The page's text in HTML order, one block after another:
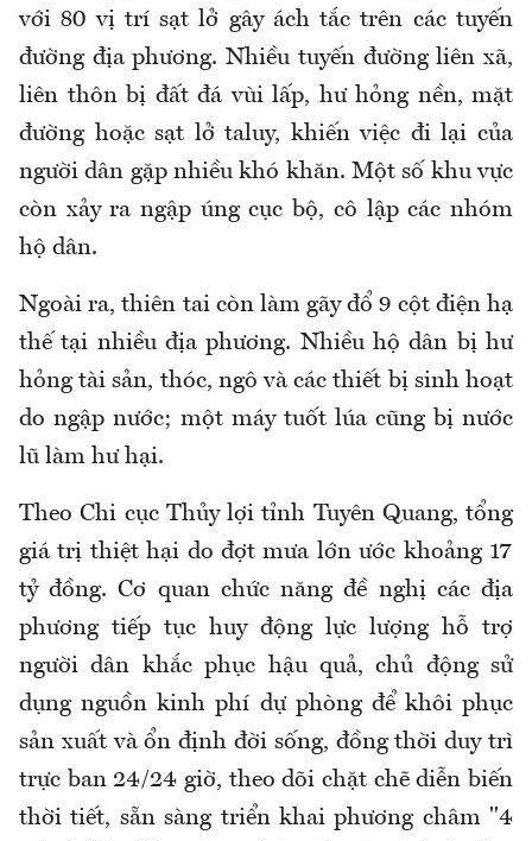
với 80 vị trí sạt lở gây ách tắc trên các tuyến
đường địa phương. Nhiều tuyến đường liên xã,
liên thôn bị đất đá vùi lấp, hư hỏng nền, mặt
đường hoặc sạt lở taluy, khiến việc đi lại của
người dân gặp nhiều khó khăn. Một số khu vực
còn xảy ra ngập úng cục bộ, cô lập các nhóm
hộ dân.
Ngoài ra, thiên tai còn làm gãy đổ 9 cột điện hạ
thế tại nhiều địa phương. Nhiều hộ dân bị hư
hỏng tài sản, thóc, ngô và các thiết bị sinh hoạt
do ngập nước; một máy tuốt lúa cũng bị nước
lũ làm hư hại.
Theo Chi cục Thủy lợi tỉnh Tuyên Quang, tổng
giá trị thiệt hại do đợt mưa lớn ước khoảng 17
tỷ đồng. Cơ quan chức năng đề nghị các địa
phương tiếp tục huy động lực lượng hỗ trợ
người dân khắc phục hậu quả, chủ động sử
dụng nguồn kinh phí dự phòng để khôi phục
sản xuất và ổn định đời sống, đồng thời duy trì
trực ban 24/24 giờ, theo dõi chặt chẽ diễn biến
thời tiết, sẵn sàng triển khai phương châm "4